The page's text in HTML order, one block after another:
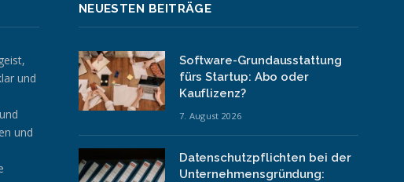
und
und
NEUESTEN BEITRÄGE
Software-Grundausstattung
fürs Startup: Abo oder
Kauflizenz?
7. August 2026
Datenschutzpflichten bei der
Unternehmensgründung: